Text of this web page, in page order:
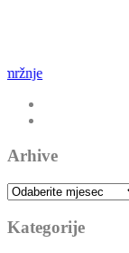
Umjesto
Arhive
Arhive
Kategorije